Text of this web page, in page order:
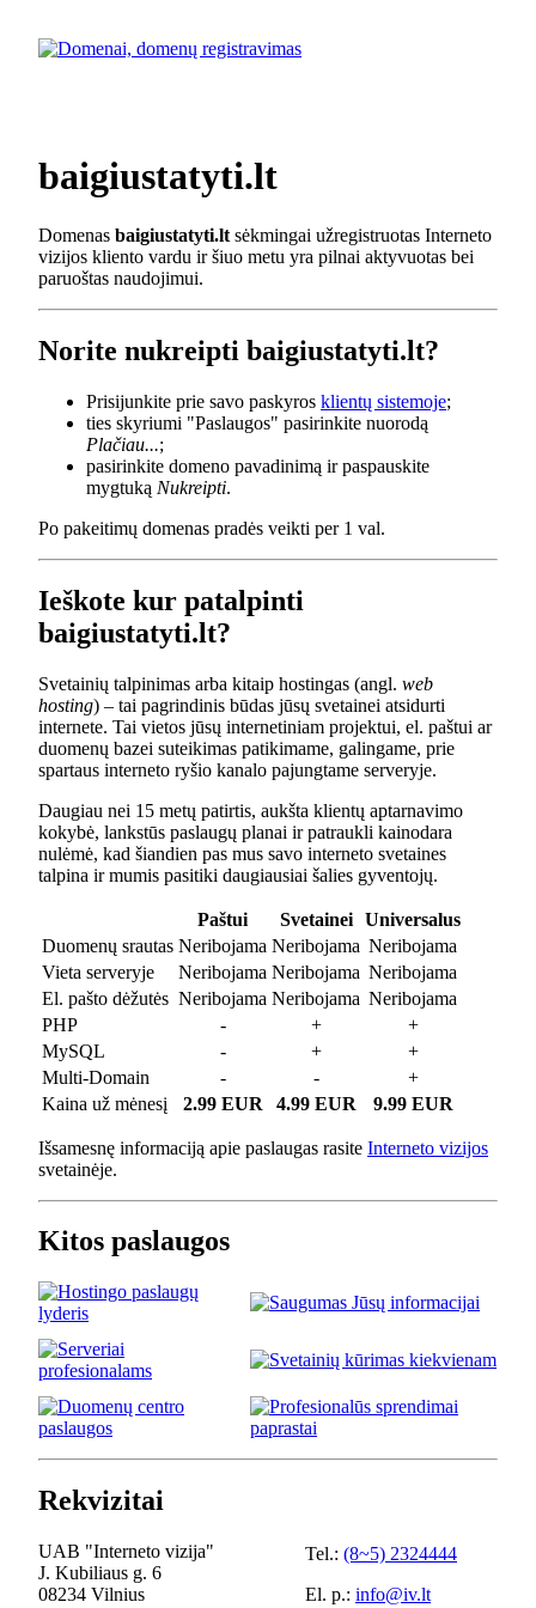
baigiustatyti.lt
Domenas baigiustatyti.lt sėkmingai užregistruotas Interneto
vizijos kliento vardu ir šiuo metu yra pilnai aktyvuotas bei
paruoštas naudojimui.
Norite nukreipti baigiustatyti.lt?
Prisijunkite prie savo paskyros klientų sistemoje;
ties skyriumi "Paslaugos" pasirinkite nuorodą
Plačiau...;
pasirinkite domeno pavadinimą ir paspauskite
mygtuką Nukreipti.
Po pakeitimų domenas pradės veikti per 1 val.
Ieškote kur patalpinti
baigiustatyti.lt?
Svetainių talpinimas arba kitaip hostingas (angl. web
hosting) – tai pagrindinis būdas jūsų svetainei atsidurti
internete. Tai vietos jūsų internetiniam projektui, el. paštui ar
duomenų bazei suteikimas patikimame, galingame, prie
spartaus interneto ryšio kanalo pajungtame serveryje.
Daugiau nei 15 metų patirtis, aukšta klientų aptarnavimo
kokybė, lankstūs paslaugų planai ir patraukli kainodara
nulėmė, kad šiandien pas mus savo interneto svetaines
talpina ir mumis pasitiki daugiausiai šalies gyventojų.
Paštui Svetainei
Universalus
Duomenų srautas Neribojama Neribojama Neribojama
Vieta serveryje
Neribojama Neribojama Neribojama
El. pašto dėžutės Neribojama Neribojama Neribojama
PHP
- +
+
MySQL
- +
+
Multi-Domain
- -
+
Kaina už mėnesį
2.99 EUR 4.99 EUR 9.99 EUR
Išsamesnę informaciją apie paslaugas rasite Interneto vizijos
svetainėje.
Kitos paslaugos
Rekvizitai
UAB "Interneto vizija"
J. Kubiliaus g. 6
08234 Vilnius
Tel.: (8~5) 2324444
El. p.: info@iv.lt